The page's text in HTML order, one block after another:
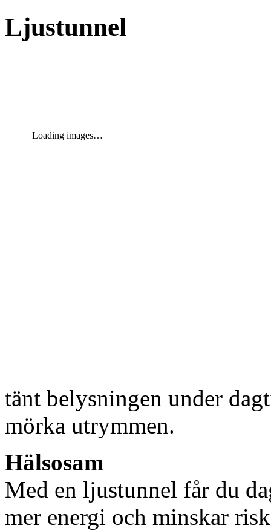
Ljustunnel
Loading images…
tänt belysningen under
mörka utrymmen.
Hälsosam
Med en ljustunnel får du
mer energi och minskar